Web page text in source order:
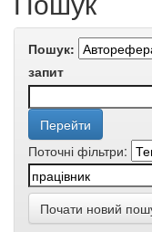
Пошук:
запит
Поточні фільтри:
Почати новий